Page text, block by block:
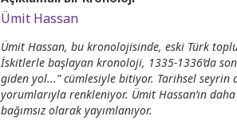
Ümit Hassan
Ümit Hassan, bu kronolojisinde, eski Türk
İskitlerle başlayan kronoloji, 1335-1336’da
giden yol...” cümlesiyle bitiyor. Tarihsel seyrin
yorumlarıyla renkleniyor. Ümit Hassan’ın
bağımsız olarak yayımlanıyor.